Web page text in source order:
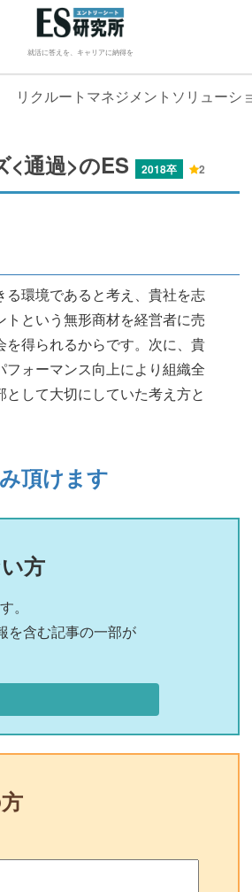
就活に答えを、キャリアに納得を
リクルートマネジメントソリューシ
<通過>のES 2018卒 2
環境であると考え、貴社を志
という無形商材を経営者に売
得られるからです。次に、貴
ォーマンス向上により組織全
して大切にしていた考え方と
頂けます
方
。
を含む記事の一部が